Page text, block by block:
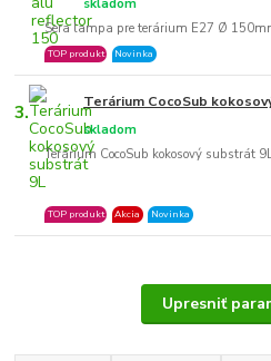
Sera lampa pre terárium E27 Ø
skladom
TOP produkt Novinka
3. Terárium CocoSub
Terárium CocoSub kokosový substrát
skladom
TOP produkt Akcia Novinka
Upresniť